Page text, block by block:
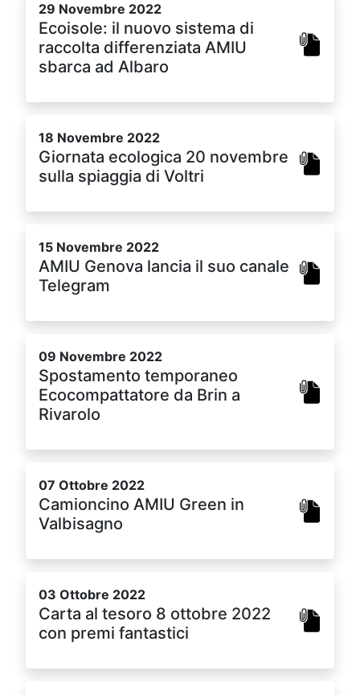
29 Novembre 2022
Ecoisole: il nuovo sistema di
raccolta differenziata AMIU
sbarca ad Albaro
18 Novembre 2022
Giornata ecologica 20 novembre
sulla spiaggia di Voltri
15 Novembre 2022
AMIU Genova lancia il suo canale
Telegram
09 Novembre 2022
Spostamento temporaneo
Ecocompattatore da Brin a
Rivarolo
07 Ottobre 2022
Camioncino AMIU Green in
Valbisagno
03 Ottobre 2022
Carta al tesoro 8 ottobre 2022
con premi fantastici